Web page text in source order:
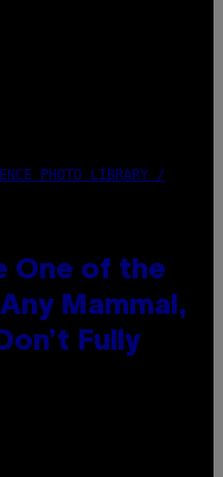
PHOTO LIBRARY /
One of the
Mammal,
Fully